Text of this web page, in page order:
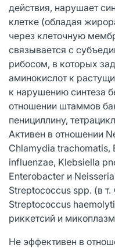
действия, нарушает
клетке (обладая
через клеточную
связывается с
рибосом, в которых
аминокислот к
к нарушению синтеза
отношении штаммов
пенициллину,
Активен в отношении
Chlamydia trachomatis,
influenzae, Klebsiella
Enterobacter и
Streptococcus spp. (в
Streptococcus
риккетсий и
Не эффективен в